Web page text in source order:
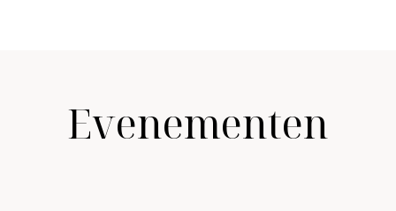
Evenementen